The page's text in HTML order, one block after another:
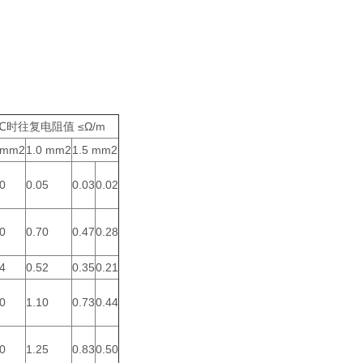
时往复电阻值 ≤Ω/m
1.0 mm21.5 mm2
0.05 0.030.02
0.70 0.470.28
0.52 0.350.21
1.10 0.730.44
1.25 0.830.50